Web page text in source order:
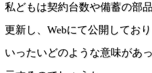
NetApp 第三者保守
Oracle第三者保守
Cisco 第三者保守
F5 BIG-IP 第三者保守
私どもは契約台数や備蓄の部
更新し、Webにて公開しており
いったいどのような意味があ